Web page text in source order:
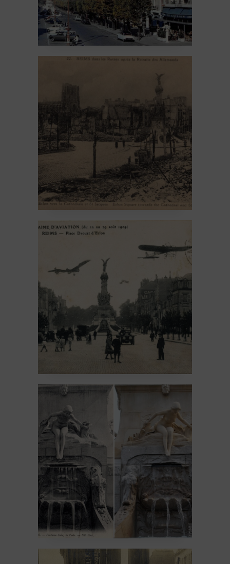
La fontaine Subé #7 –
La Grande Guerre et
l’après-guerre
18 February 2026
1914-1918 Architecture Un peu
d'histoire
La fontaine Subé #6 –
La grande fête de
l’aviation
16 February 2026
Avant 1914
Sculpture
Un peu
d'histoire
La fontaine Subé #5 –
Le statuaire des
éléments
14 February 2026
Architecture
Avant 1914
Sculpture
Un peu d'histoire